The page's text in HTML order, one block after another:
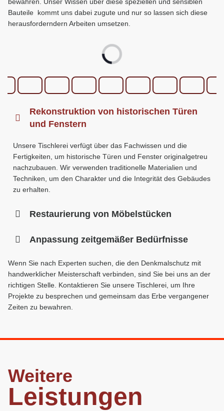
Bauteile kommt uns dabei zugute und nur so lassen sich diese
herausforderndern Arbeiten umsetzen.
Rekonstruktion von historischen Türen
und Fenstern
Unsere Tischlerei verfügt über das Fachwissen und die
Fertigkeiten, um historische Türen und Fenster originalgetreu
nachzubauen. Wir verwenden traditionelle Materialien und
Techniken, um den Charakter und die Integrität des Gebäudes
zu erhalten.
Restaurierung von Möbelstücken
Anpassung zeitgemäßer Bedürfnisse
Wenn Sie nach Experten suchen, die den Denkmalschutz mit
handwerklicher Meisterschaft verbinden, sind Sie bei uns an der
richtigen Stelle. Kontaktieren Sie unsere Tischlerei, um Ihre
Projekte zu besprechen und gemeinsam das Erbe vergangener
Zeiten zu bewahren.
Weitere
Leistungen